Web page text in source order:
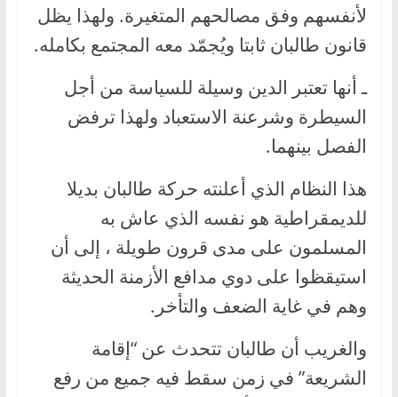
لأنفسهم وفق مصالحهم المتغيرة. ولهذا يظل
قانون طالبان ثابتا ويُجمّد معه المجتمع بكامله.
ـ أنها تعتبر الدين وسيلة للسياسة من أجل
السيطرة وشرعنة الاستعباد ولهذا ترفض
الفصل بينهما.
هذا النظام الذي أعلنته حركة طالبان بديلا
للديمقراطية هو نفسه الذي عاش به
المسلمون على مدى قرون طويلة ، إلى أن
استيقظوا على دوي مدافع الأزمنة الحديثة
وهم في غاية الضعف والتأخر.
والغريب أن طالبان تتحدث عن “إقامة
الشريعة” في زمن سقط فيه جميع من رفع